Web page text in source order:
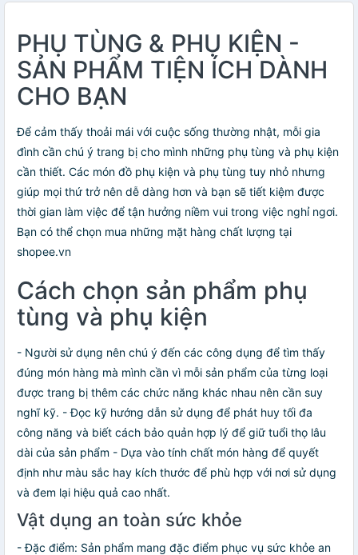
PHỤ TÙNG & PHỤ KIỆN -
SẢN PHẨM TIỆN ÍCH DÀNH
CHO BẠN
Để cảm thấy thoải mái với cuộc sống thường nhật, mỗi gia
đình cần chú ý trang bị cho mình những phụ tùng và phụ kiện
cần thiết. Các món đồ phụ kiện và phụ tùng tuy nhỏ nhưng
giúp mọi thứ trở nên dễ dàng hơn và bạn sẽ tiết kiệm được
thời gian làm việc để tận hưởng niềm vui trong việc nghỉ ngơi.
Bạn có thể chọn mua những mặt hàng chất lượng tại
shopee.vn
Cách chọn sản phẩm phụ
tùng và phụ kiện
- Người sử dụng nên chú ý đến các công dụng để tìm thấy
đúng món hàng mà mình cần vì mỗi sản phẩm của từng loại
được trang bị thêm các chức năng khác nhau nên cần suy
nghĩ kỹ. - Đọc kỹ hướng dẫn sử dụng để phát huy tối đa
công năng và biết cách bảo quản hợp lý để giữ tuổi thọ lâu
dài của sản phẩm - Dựa vào tính chất món hàng để quyết
định như màu sắc hay kích thước để phù hợp với nơi sử dụng
và đem lại hiệu quả cao nhất.
Vật dụng an toàn sức khỏe
- Đặc điểm: Sản phẩm mang đặc điểm phục vụ sức khỏe an